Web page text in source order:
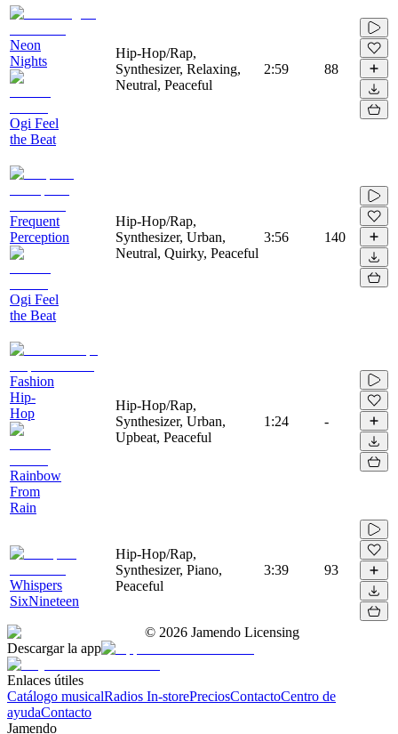
Neon
Nights
Ogi Feel
the Beat
Hip-Hop/Rap,
Synthesizer, Relaxing,
Neutral, Peaceful
2:59 88
Frequent
Perception
Ogi Feel
the Beat
Hip-Hop/Rap,
Synthesizer, Urban,
Neutral, Quirky, Peaceful
3:56 140
Fashion
Hip-
Hop
Rainbow
From
Rain
Hip-Hop/Rap,
Synthesizer, Urban,
Upbeat, Peaceful
1:24 -
Whispers
SixNineteen
Hip-Hop/Rap,
Synthesizer, Piano,
Peaceful
3:39 93
© 2026 Jamendo Licensing
Descargar la app
Enlaces útiles
Catálogo musicalRadios In-storePreciosContactoCentro de
ayudaContacto
Jamendo